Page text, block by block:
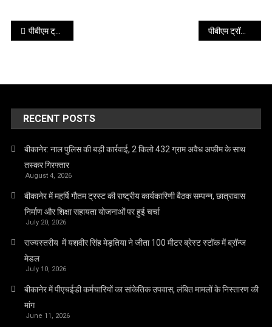
Post
पीबीएम ट्रॉमा सेंटर में हंगामा, मारपीट के आरोप के बाद रेजिडेंट डॉक्टरों ने किया कार्य-बहिष्कार पीबीएम ट्रॉमा कांड: महिला डॉक्टर पर हमले का मामला दर्ज, एफआईआर में सामने आया पूरा घटनाक्रम..
RECENT POSTS
बीकानेर: नाल पुलिस की बड़ी कार्रवाई, 2 किलो 432 ग्राम अवैध अफीम के साथ
तस्कर गिरफ्तार
August 4, 2026
बीकानेर में महर्षि गौतम ट्रस्ट की राष्ट्रीय कार्यकारिणी बैठक सम्पन्न, छात्रावास
निर्माण और शिक्षा सहायता योजनाओं पर हुई चर्चा
July 20, 2026
राज्यस्तरीय में यशवीर सिंह मेड़तिया ने जीता 100 मीटर ब्रेस्ट स्टॉक में ब्रॉन्ज
मेडल
July 10, 2026
बीकानेर में पीएचईडी कर्मचारियों का सांकेतिक उपवास, लंबित मामलों के निस्तारण की
मांग
June 11, 2026